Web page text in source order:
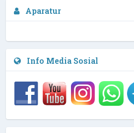
Aparatur
Waka Kesiswaan
NIPD :
Info Media Sosial